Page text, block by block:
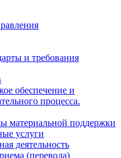
и требования
обеспечение и
процесса.
материальной поддержки
услуги
деятельность
(перевода)